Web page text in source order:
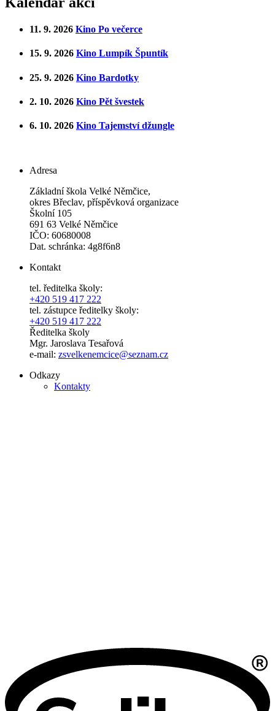
11. 9. 2026 Kino Po večerce
15. 9. 2026 Kino Lumpík Špuntík
25. 9. 2026 Kino Bardotky
2. 10. 2026 Kino Pět švestek
6. 10. 2026 Kino Tajemství džungle
Adresa
Základní škola Velké Němčice,
okres Břeclav, příspěvková organizace
Školní 105
691 63 Velké Němčice
IČO: 60680008
Dat. schránka: 4g8f6n8
Kontakt
tel. ředitelka školy:
+420 519 417 222
tel. zástupce ředitelky školy:
+420 519 417 222
Ředitelka školy
Mgr. Jaroslava Tesařová
e-mail: zsvelkenemcice@seznam.cz
Odkazy
Kontakty